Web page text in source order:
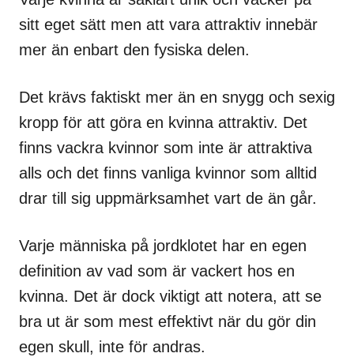
sitt eget sätt men att vara attraktiv innebär
mer än enbart den fysiska delen.
Det krävs faktiskt mer än en snygg och sexig
kropp för att göra en kvinna attraktiv. Det
finns vackra kvinnor som inte är attraktiva
alls och det finns vanliga kvinnor som alltid
drar till sig uppmärksamhet vart de än går.
Varje människa på jordklotet har en egen
definition av vad som är vackert hos en
kvinna. Det är dock viktigt att notera, att se
bra ut är som mest effektivt när du gör din
egen skull, inte för andras.